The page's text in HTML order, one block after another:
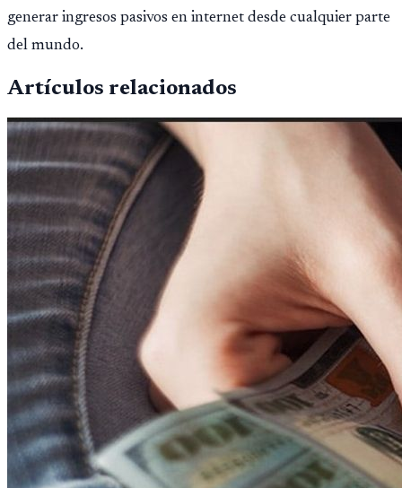
generar ingresos pasivos en internet desde cualquier parte
del mundo.
Artículos relacionados